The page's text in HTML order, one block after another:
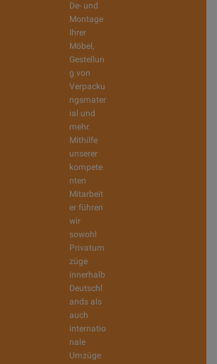
De- und
Montage
Ihrer
Möbel,
Gestellun
g von
Verpacku
ngsmater
ial und
mehr.
Mithilfe
unserer
kompete
nten
Mitarbeit
er führen
wir
sowohl
Privatum
züge
innerhalb
Deutschl
ands als
auch
internatio
nale
Umzüge